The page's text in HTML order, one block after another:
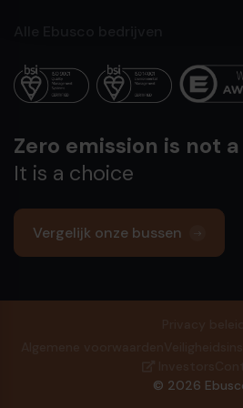
Zero emission is not
It is a choice
Vergelijk onze bussen
© 2026